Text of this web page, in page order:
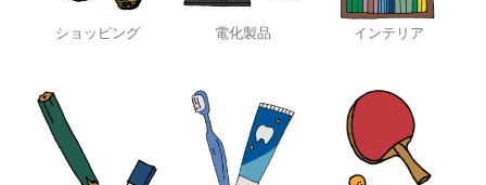
ショッピング 電化製品 インテリア